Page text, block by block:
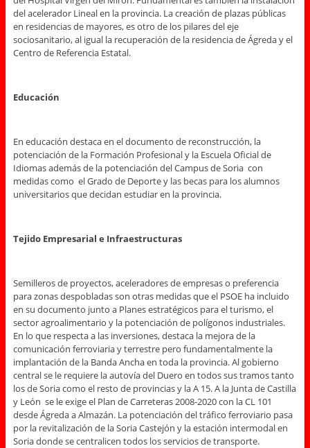
del acelerador Lineal en la provincia. La creación de plazas públicas
en residencias de mayores, es otro de los pilares del eje
sociosanitario, al igual la recuperación de la residencia de Ágreda y el
Centro de Referencia Estatal.
Educación
En educación destaca en el documento de reconstrucción, la
potenciación de la Formación Profesional y la Escuela Oficial de
Idiomas además de la potenciación del Campus de Soria con
medidas como el Grado de Deporte y las becas para los alumnos
universitarios que decidan estudiar en la provincia.
Tejido Empresarial e Infraestructuras
Semilleros de proyectos, aceleradores de empresas o preferencia
para zonas despobladas son otras medidas que el PSOE ha incluido
en su documento junto a Planes estratégicos para el turismo, el
sector agroalimentario y la potenciación de polígonos industriales.
En lo que respecta a las inversiones, destaca la mejora de la
comunicación ferroviaria y terrestre pero fundamentalmente la
implantación de la Banda Ancha en toda la provincia. Al gobierno
central se le requiere la autovía del Duero en todos sus tramos tanto
los de Soria como el resto de provincias y la A 15. A la Junta de Castilla
y León se le exige el Plan de Carreteras 2008-2020 con la CL 101
desde Ágreda a Almazán. La potenciación del tráfico ferroviario pasa
por la revitalización de la Soria Castejón y la estación intermodal en
Soria donde se centralicen todos los servicios de transporte.